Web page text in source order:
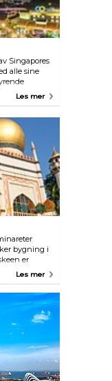
Singapores
alle sine
bevart,
Les mer
bygning i
er
(det
deler er
Les mer